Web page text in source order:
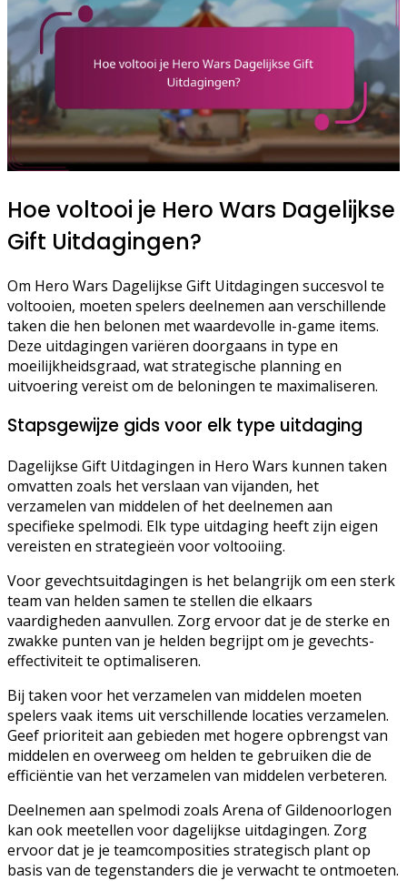
Hoe voltooi je Hero Wars Dagelijkse
Gift Uitdagingen?
Om Hero Wars Dagelijkse Gift Uitdagingen succesvol te
voltooien, moeten spelers deelnemen aan verschillende
taken die hen belonen met waardevolle in-game items.
Deze uitdagingen variëren doorgaans in type en
moeilijkheidsgraad, wat strategische planning en
uitvoering vereist om de beloningen te maximaliseren.
Stapsgewijze gids voor elk type uitdaging
Dagelijkse Gift Uitdagingen in Hero Wars kunnen taken
omvatten zoals het verslaan van vijanden, het
verzamelen van middelen of het deelnemen aan
specifieke spelmodi. Elk type uitdaging heeft zijn eigen
vereisten en strategieën voor voltooiing.
Voor gevechtsuitdagingen is het belangrijk om een sterk
team van helden samen te stellen die elkaars
vaardigheden aanvullen. Zorg ervoor dat je de sterke en
zwakke punten van je helden begrijpt om je gevechts-
effectiviteit te optimaliseren.
Bij taken voor het verzamelen van middelen moeten
spelers vaak items uit verschillende locaties verzamelen.
Geef prioriteit aan gebieden met hogere opbrengst van
middelen en overweeg om helden te gebruiken die de
efficiëntie van het verzamelen van middelen verbeteren.
Deelnemen aan spelmodi zoals Arena of Gildenoorlogen
kan ook meetellen voor dagelijkse uitdagingen. Zorg
ervoor dat je je teamcomposities strategisch plant op
basis van de tegenstanders die je verwacht te ontmoeten.